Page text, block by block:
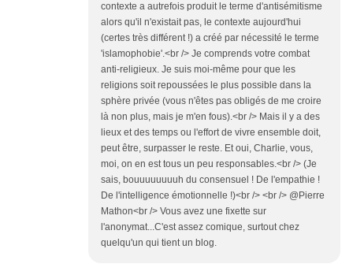
contexte a autrefois produit le terme d'antisémitisme
alors qu'il n'existait pas, le contexte aujourd'hui
(certes très différent !) a créé par nécessité le terme
'islamophobie'.<br /> Je comprends votre combat
anti-religieux. Je suis moi-même pour que les
religions soit repoussées le plus possible dans la
sphère privée (vous n'êtes pas obligés de me croire
là non plus, mais je m'en fous).<br /> Mais il y a des
lieux et des temps ou l'effort de vivre ensemble doit,
peut être, surpasser le reste. Et oui, Charlie, vous,
moi, on en est tous un peu responsables.<br /> (Je
sais, bouuuuuuuuh du consensuel ! De l'empathie !
De l'intelligence émotionnelle !)<br /> <br /> @Pierre
Mathon<br /> Vous avez une fixette sur
l'anonymat...C'est assez comique, surtout chez
quelqu'un qui tient un blog.